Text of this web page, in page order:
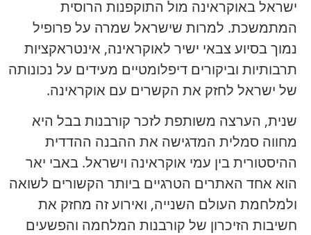
ישראל באוקראינה מול התוקפנות הרוסית
המתמשכת. למרות שישראל שמרה על פרופיל
נמוך בסיוע צבאי ישיר לאוקראינה, אינטראקציות
תרבותיות וביקורים דיפלומטיים מעידים על נכונותה
של ישראל לחזק את הקשרים עם אוקראינה.
שנית, הערצה משותפת לזכר קורבנות בבל היא
מחווה סמלית המדגישה את ההבנה ההדדית
ההיסטורית בין עמי אוקראינה וישראל. באבי יאר
הוא אחד האתרים הטרגיים ביותר הקשורים לשואה
ולמלחמת העולם השנייה, ואירוע זה מחזק את
חשיבות הזיכרון של קורבנות המלחמה והפשעים